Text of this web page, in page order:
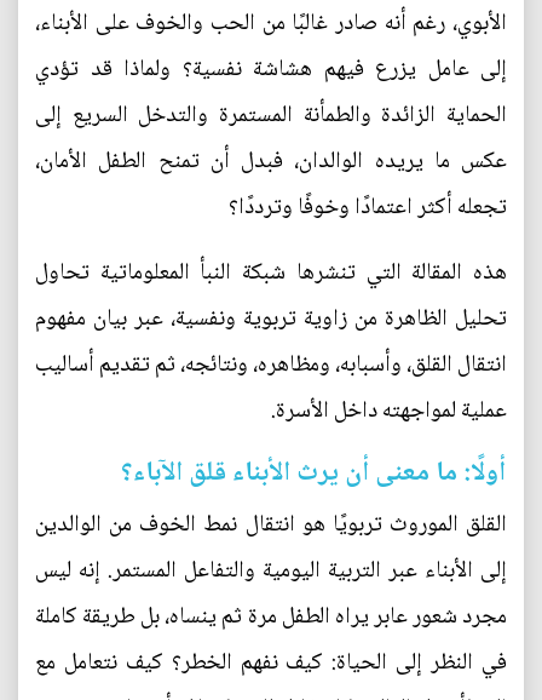
الأبوي، رغم أنه صادر غالبًا من الحب والخوف على الأبناء،
إلى عامل يزرع فيهم هشاشة نفسية؟ ولماذا قد تؤدي
الحماية الزائدة والطمأنة المستمرة والتدخل السريع إلى
عكس ما يريده الوالدان، فبدل أن تمنح الطفل الأمان،
تجعله أكثر اعتمادًا وخوفًا وترددًا؟
هذه المقالة التي تنشرها شبكة النبأ المعلوماتية تحاول
تحليل الظاهرة من زاوية تربوية ونفسية، عبر بيان مفهوم
انتقال القلق، وأسبابه، ومظاهره، ونتائجه، ثم تقديم أساليب
عملية لمواجهته داخل الأسرة.
أولًا: ما معنى أن يرث الأبناء قلق الآباء؟
القلق الموروث تربويًا هو انتقال نمط الخوف من الوالدين
إلى الأبناء عبر التربية اليومية والتفاعل المستمر. إنه ليس
مجرد شعور عابر يراه الطفل مرة ثم ينساه، بل طريقة كاملة
في النظر إلى الحياة: كيف نفهم الخطر؟ كيف نتعامل مع